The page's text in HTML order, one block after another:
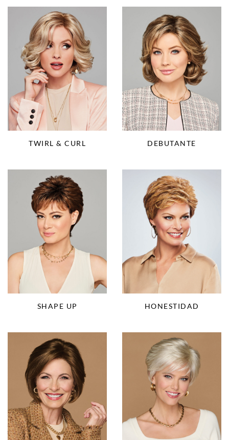
TWIRL & CURL DEBUTANTE
SHAPE UP HONESTIDAD